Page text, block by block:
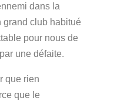
dans la
grand club habitué
pour nous de
une défaite.
que rien
que le